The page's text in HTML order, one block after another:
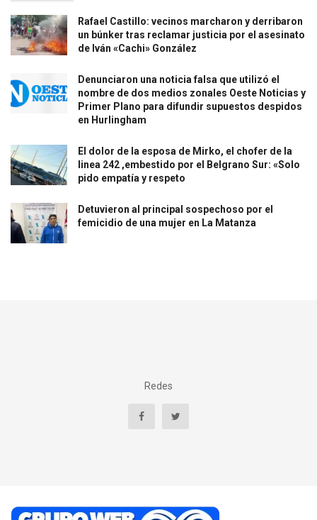
Rafael Castillo: vecinos marcharon y derribaron
un búnker tras reclamar justicia por el asesinato
de Iván «Cachi» González
Denunciaron una noticia falsa que utilizó el
nombre de dos medios zonales Oeste Noticias y
Primer Plano para difundir supuestos despidos
en Hurlingham
El dolor de la esposa de Mirko, el chofer de la
linea 242 ,embestido por el Belgrano Sur: «Solo
pido empatía y respeto
Detuvieron al principal sospechoso por el
femicidio de una mujer en La Matanza
Redes